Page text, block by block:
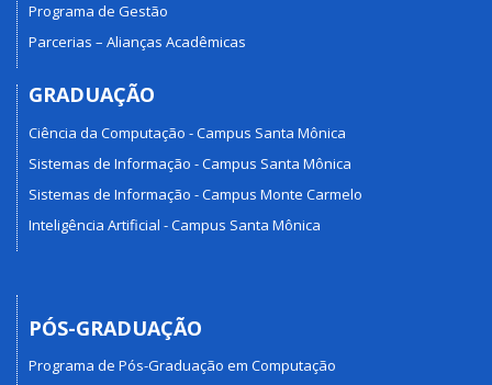
Programa de Gestão
Parcerias – Alianças Acadêmicas
GRADUAÇÃO
Ciência da Computação - Campus Santa Mônica
Sistemas de Informação - Campus Santa Mônica
Sistemas de Informação - Campus Monte Carmelo
Inteligência Artificial - Campus Santa Mônica
PÓS-GRADUAÇÃO
Programa de Pós-Graduação em Computação